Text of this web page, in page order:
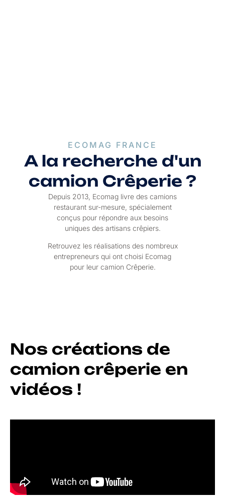
ECOMAG FRANCE
A la recherche d'un
camion Crêperie ?
Depuis 2013, Ecomag livre des camions
restaurant sur-mesure, spécialement
conçus pour répondre aux besoins
uniques des artisans crêpiers.
Retrouvez les réalisations des nombreux
entrepreneurs qui ont choisi Ecomag
pour leur camion Crêperie.
Nos créations de
camion crêperie en
vidéos !